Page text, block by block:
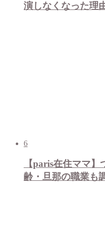
演しなくなった理
6
【paris在住ママ
齢・旦那の職業も